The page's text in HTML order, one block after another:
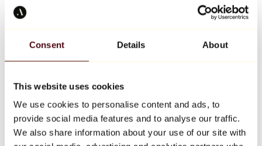
Consent Details About
This website uses cookies
We use cookies to personalise content and ads, to
provide social media features and to analyse our traffic.
We also share information about your use of our site with
Keith Haring
Tutti i designer
Opera della settimana